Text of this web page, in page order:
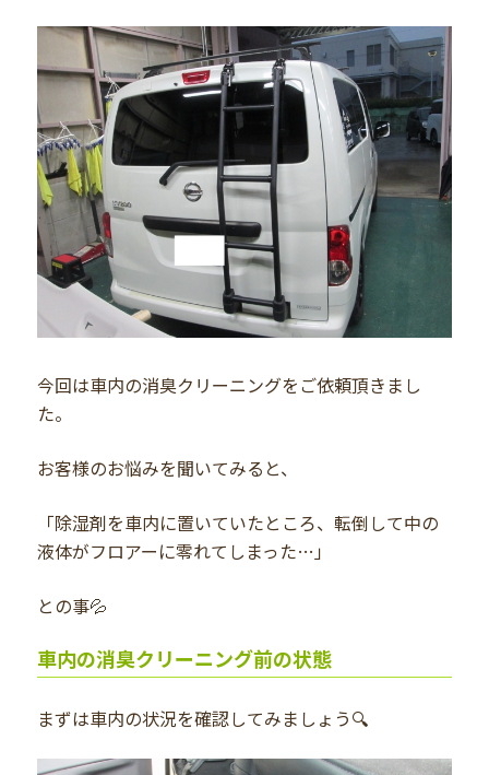
今回は車内の消臭クリーニングをご依頼頂きまし
た。
お客様のお悩みを聞いてみると、
「除湿剤を車内に置いていたところ、転倒して中の
液体がフロアーに零れてしまった…」
との事💦
車内の消臭クリーニング前の状態
まずは車内の状況を確認してみましょう🔍